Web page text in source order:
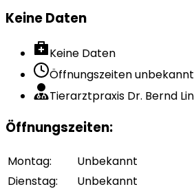
Keine Daten
Keine Daten
Öffnungszeiten unbekannt
Tierarztpraxis Dr. Bernd
Öffnungszeiten:
Montag:
Unbekannt
Dienstag:
Unbekannt